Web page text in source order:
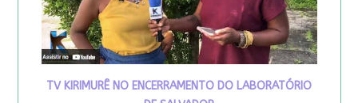
TV KIRIMURÊ NO ENCERRAMENTO DO LABORATÓRIO